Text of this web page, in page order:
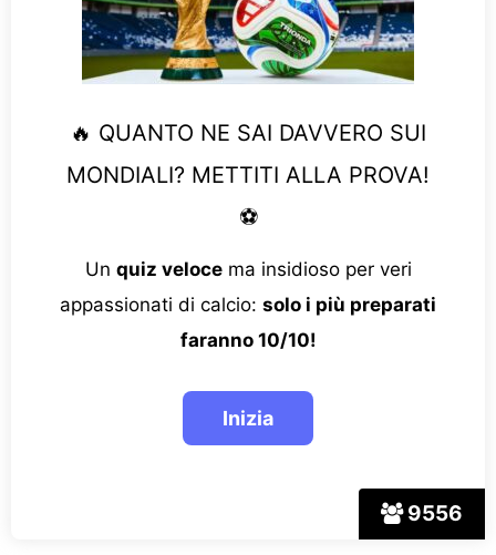
9556
🔥 QUANTO NE SAI DAVVERO SUI
MONDIALI? METTITI ALLA PROVA!
⚽
Un quiz velocema insidioso per veri
appassionati di calcio: solo i più preparati
faranno 10/10!